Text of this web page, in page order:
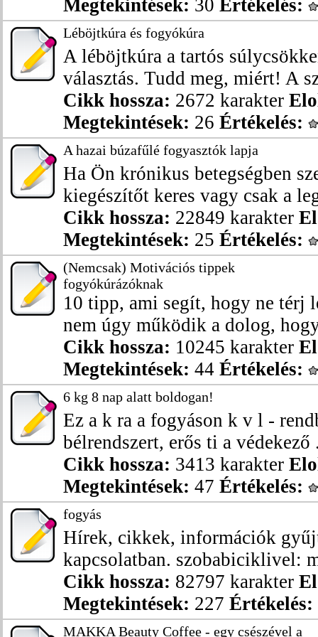
Megtekintések: 30 Értékelés:
Léböjtkúra és fogyókúra
A léböjtkúra a tartós
választás. Tudd meg, miért! A
Cikk hossza: 2672 karakter
Megtekintések: 26 Értékelés:
A hazai búzafűlé fogyasztók lapja
Ha Ön krónikus betegségben
kiegészítőt keres vagy csak a
Cikk hossza: 22849 karakter
Megtekintések: 25 Értékelés:
(Nemcsak) Motivációs tippek
fogyókúrázóknak
10 tipp, ami segít, hogy ne térj
nem úgy működik a dolog,
Cikk hossza: 10245 karakter
Megtekintések: 44 Értékelés:
6 kg 8 nap alatt boldogan!
Ez a k ra a fogyáson k v l -
bélrendszert, erős ti a védekező
Cikk hossza: 3413 karakter
Megtekintések: 47 Értékelés:
fogyás
Hírek, cikkek, információk
kapcsolatban. szobabiciklivel:
Cikk hossza: 82797 karakter
Megtekintések: 227 Értékelés:
MAKKA Beauty Coffee - egy csészével a